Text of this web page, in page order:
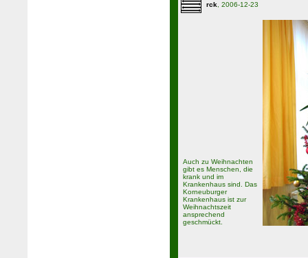
rck, 2006-12-23
Auch zu Weihnachten
gibt es Menschen, die
krank und im
Krankenhaus sind. Das
Korneuburger
Krankenhaus ist zur
Weihnachtszeit
ansprechend
geschmückt.